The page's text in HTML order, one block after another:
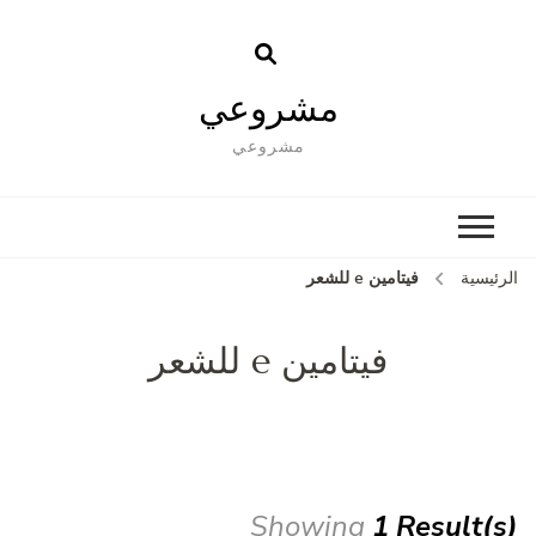
مشروعي
مشروعي
الرئيسية فيتامين e للشعر
فيتامين e للشعر
Showing 1 Result(s)